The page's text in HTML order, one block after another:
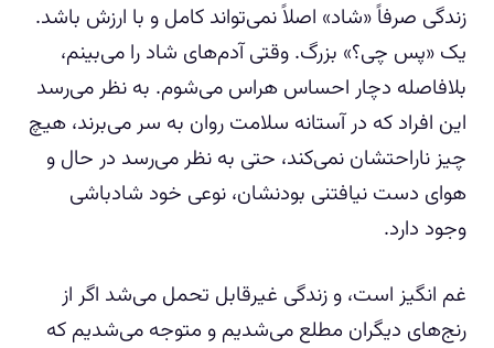
زندگی صرفاً «شاد» اصلاً نمی‌تواند کامل و با ارزش باشد.
یک «پس چی؟» بزرگ. وقتی آدم‌های شاد را می‌بینم،
بلافاصله دچار احساس هراس می‌شوم. به نظر می‌رسد
این افراد که در آستانه سلامت روان به سر می‌برند، هیچ
چیز ناراحتشان نمی‌کند، حتی به نظر می‌رسد در حال و
هوای دست نیافتنی بودنشان، نوعی خود شادباشی
وجود دارد.
غم انگیز است، و زندگی غیرقابل تحمل می‌شد اگر از
رنج‌های دیگران مطلع می‌شدیم و متوجه می‌شدیم که